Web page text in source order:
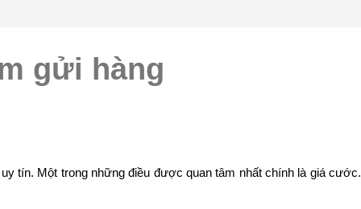
gửi hàng
tín. Một trong những điều được quan tâm nhất chính là giá cước.